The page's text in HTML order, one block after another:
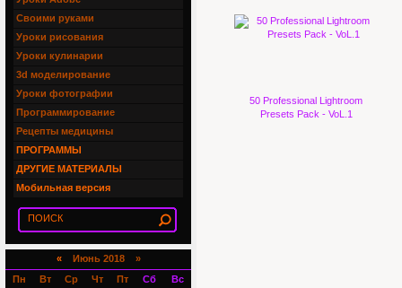
50 Professional Lightroom
Presets Pack - VoL.1
Своими руками
Уроки рисования
Уроки кулинарии
3d моделирование
Уроки фотографии
Программирование
Рецепты медицины
ПРОГРАММЫ
ДРУГИЕ МАТЕРИАЛЫ
Мобильная версия
«Июнь 2018 »
Пн
Вт Ср Чт Пт Сб
Вс